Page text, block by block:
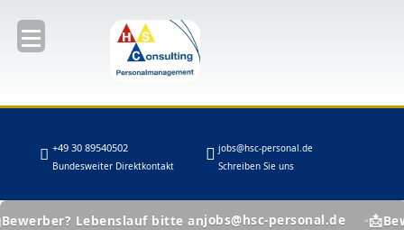
Inhalt
springen
+49 30 89540502
Bundesweiter Direktkontakt
jobs@hsc-personal.de
Schreiben Sie uns
Lebenslauf bitte anjobs@hsc-personal.de 📩